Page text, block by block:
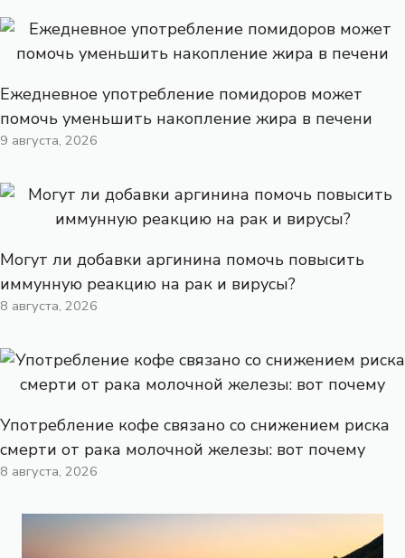
Ежедневное употребление помидоров может
помочь уменьшить накопление жира в печени
9 августа, 2026
Могут ли добавки аргинина помочь повысить
иммунную реакцию на рак и вирусы?
8 августа, 2026
Употребление кофе связано со снижением риска
смерти от рака молочной железы: вот почему
8 августа, 2026